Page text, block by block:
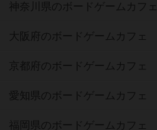
神奈川県のボードゲームカフェ
大阪府のボードゲームカフェ
京都府のボードゲームカフェ
愛知県のボードゲームカフェ
福岡県のボードゲームカフェ